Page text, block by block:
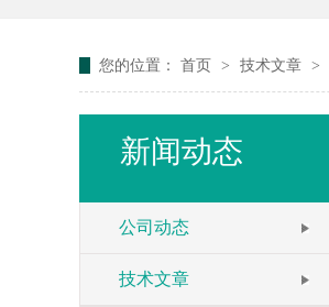
您的位置： 首页 > 技术文章 >
新闻动态
公司动态
技术文章